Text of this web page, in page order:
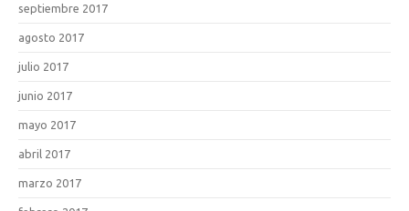
septiembre 2017
agosto 2017
julio 2017
junio 2017
mayo 2017
abril 2017
marzo 2017